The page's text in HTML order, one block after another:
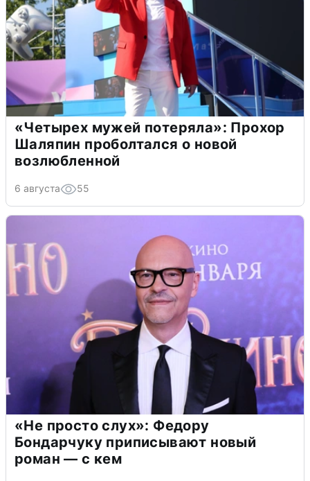
«Четырех мужей потеряла»: Прохор
Шаляпин проболтался о новой
возлюбленной
6 августа 55
«Не просто слух»: Федору
Бондарчуку приписывают новый
роман — с кем